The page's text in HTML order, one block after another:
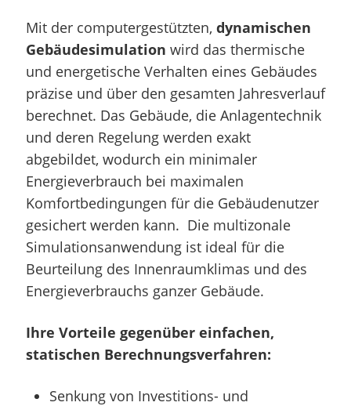
Mit der computergestützten, dynamischen
Gebäudesimulation wird das thermische
und energetische Verhalten eines Gebäudes
präzise und über den gesamten Jahresverlauf
berechnet. Das Gebäude, die Anlagentechnik
und deren Regelung werden exakt
abgebildet, wodurch ein minimaler
Energieverbrauch bei maximalen
Komfortbedingungen für die Gebäudenutzer
gesichert werden kann. Die multizonale
Simulationsanwendung ist ideal für die
Beurteilung des Innenraumklimas und des
Energieverbrauchs ganzer Gebäude.
Ihre Vorteile gegenüber einfachen,
statischen Berechnungsverfahren:
Senkung von Investitions- und